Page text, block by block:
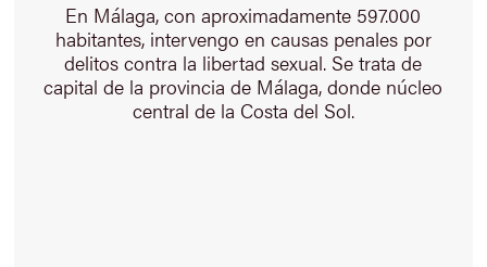
En Málaga, con aproximadamente 597.000
habitantes, intervengo en causas penales por
delitos contra la libertad sexual. Se trata de
capital de la provincia de Málaga, donde núcleo
central de la Costa del Sol.